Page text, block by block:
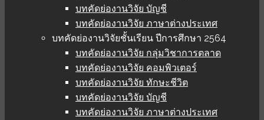
บทคัดย่องานวิจัย บัญชี
บทคัดย่องานวิจัย ภาษาต่างประเทศ
บทคัดย่องานวิจัยชั้นเรียน ปีการศึกษา 2564
บทคัดย่องานวิจัย กลุ่มวิชาการตลาด
บทคัดย่องานวิจัย คอมพิวเตอร์
บทคัดย่องานวิจัย ทักษะชีวิต
บทคัดย่องานวิจัย บัญชี
บทคัดย่องานวิจัย ภาษาต่างประเทศ